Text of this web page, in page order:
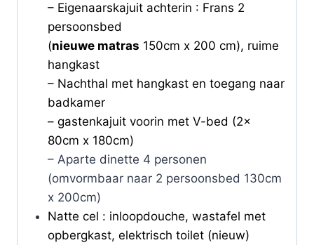
– Eigenaarskajuit achterin : Frans 2
persoonsbed
(nieuwe matras 150cm x 200 cm), ruime
hangkast
– Nachthal met hangkast en toegang naar
badkamer
– gastenkajuit voorin met V-bed (2x
80cm x 180cm)
– Aparte dinette 4 personen
(omvormbaar naar 2 persoonsbed 130cm
x 200cm)
Natte cel : inloopdouche, wastafel met
opbergkast, elektrisch toilet (nieuw)